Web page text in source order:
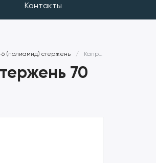
Контакты
(полиамид) стержень / Капролон МГ графитонаполненный стержень 70 мм ПА-6(ПОЛИАМИД)
70